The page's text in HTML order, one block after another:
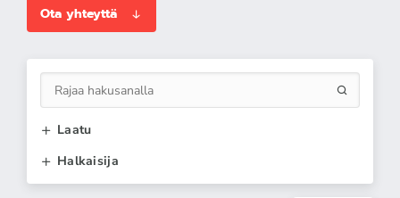
Ota yhteyttä
Laatu
Halkaisija